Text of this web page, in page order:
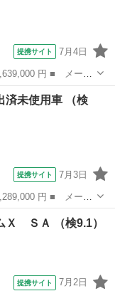
提携サイト 7月4日
ド名： カスタム
枚数： 5D ■...
未使用車 （検
提携サイト 7月3日
ード名： Ｌ 届出
5D ■ ミッシ...
Ｘ ＳＡ （検9.1）
提携サイト 7月2日